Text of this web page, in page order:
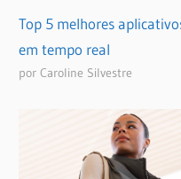
Top 5 melhores
em tempo real
por Caroline Silvestre